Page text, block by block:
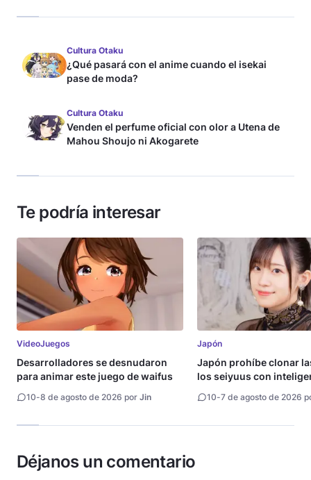
Cultura Otaku
¿Qué pasará con el anime cuando el isekai
pase de moda?
Cultura Otaku
Venden el perfume oficial con olor a Utena de
Mahou Shoujo ni Akogarete
Te podría interesar
VideoJuegos
Desarrolladores se desnudaron
para animar este juego de waifus
10-8 de agosto de 2026 por Jin
Japón
Japón prohíbe clonar
los seiyuus con
artificial
10-7 de agosto de 2026
Déjanos un comentario